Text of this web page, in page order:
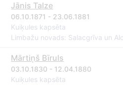
Jānis Talze
06.10.1871 - 23.06.1881
Kuiķules kapsēta
Limbažu novads: Salacgrīva un
Mārtiņš Bīruls
03.10.1830 - 12.04.1880
Kuiķules kapsēta